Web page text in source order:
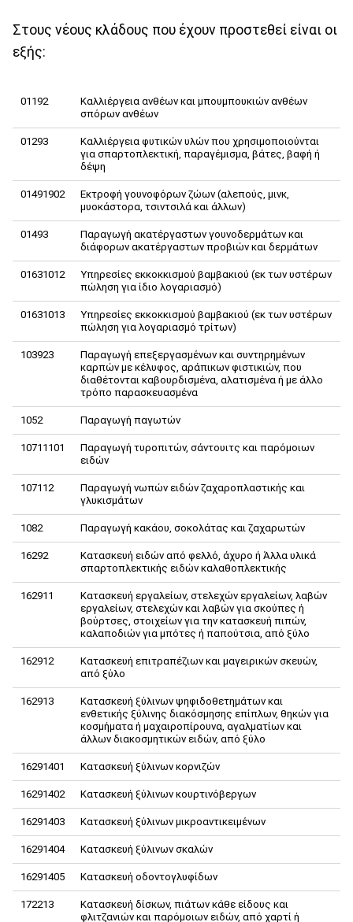
Στους νέους κλάδους που έχουν προστεθεί είναι οι
εξής:
01192
Καλλιέργεια ανθέων και μπουμπουκιών ανθέων
σπόρων ανθέων
01293
Καλλιέργεια φυτικών υλών που χρησιμοποιούνται
για σπαρτοπλεκτική, παραγέμισμα, βάτες, βαφή ή
δέψη
01491902
Εκτροφή γουνοφόρων ζώων (αλεπούς, μινκ,
μυοκάστορα, τσιντσιλά και άλλων)
01493
Παραγωγή ακατέργαστων γουνοδερμάτων και
διάφορων ακατέργαστων προβιών και δερμάτων
01631012
Υπηρεσίες εκκοκκισμού βαμβακιού (εκ των υστέρων
πώληση για ίδιο λογαριασμό)
01631013
Υπηρεσίες εκκοκκισμού βαμβακιού (εκ των υστέρων
πώληση για λογαριασμό τρίτων)
103923
Παραγωγή επεξεργασμένων και συντηρημένων
καρπών με κέλυφος, αράπικων φιστικιών, που
διαθέτονται καβουρδισμένα, αλατισμένα ή με άλλο
τρόπο παρασκευασμένα
1052 Παραγωγή παγωτών
10711101
Παραγωγή τυροπιτών, σάντουιτς και παρόμοιων
ειδών
107112
Παραγωγή νωπών ειδών ζαχαροπλαστικής και
γλυκισμάτων
1082 Παραγωγή κακάου, σοκολάτας και ζαχαρωτών
16292
Κατασκευή ειδών από φελλό, άχυρο ή Άλλα υλικά
σπαρτοπλεκτικής ειδών καλαθοπλεκτικής
162911
Κατασκευή εργαλείων, στελεχών εργαλείων, λαβών
εργαλείων, στελεχών και λαβών για σκούπες ή
βούρτσες, στοιχείων για την κατασκευή πιπών,
καλαποδιών για μπότες ή παπούτσια, από ξύλο
162912
Κατασκευή επιτραπέζιων και μαγειρικών σκευών,
από ξύλο
162913
Κατασκευή ξύλινων ψηφιδοθετημάτων και
ενθετικής ξύλινης διακόσμησης επίπλων, θηκών για
κοσμήματα ή μαχαιροπίρουνα, αγαλματίων και
άλλων διακοσμητικών ειδών, από ξύλο
16291401 Κατασκευή ξύλινων κορνιζών
16291402 Κατασκευή ξύλινων κουρτινόβεργων
16291403 Κατασκευή ξύλινων μικροαντικειμένων
16291404 Κατασκευή ξύλινων σκαλών
16291405 Κατασκευή οδοντογλυφίδων
172213
Κατασκευή δίσκων, πιάτων κάθε είδους και
φλιτζανιών και παρόμοιων ειδών, από χαρτί ή